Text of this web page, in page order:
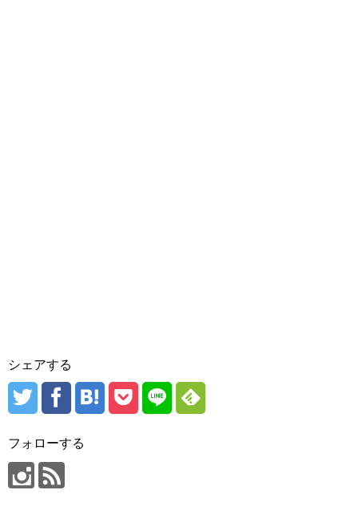
シェアする
フォローする